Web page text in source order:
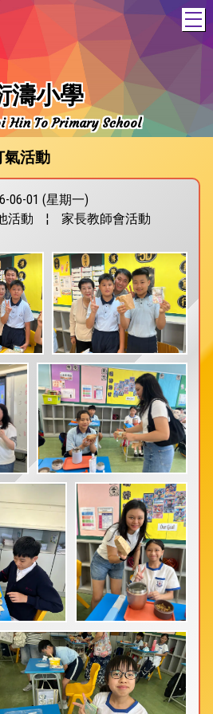
濤小學
Hin To Primary School
氣活動
06-01 (星期一)
活動
¦ 家長教師會活動